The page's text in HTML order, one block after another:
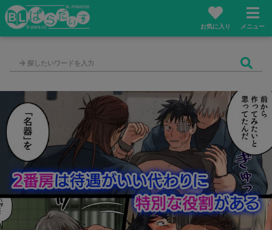
お気に入り メニュー